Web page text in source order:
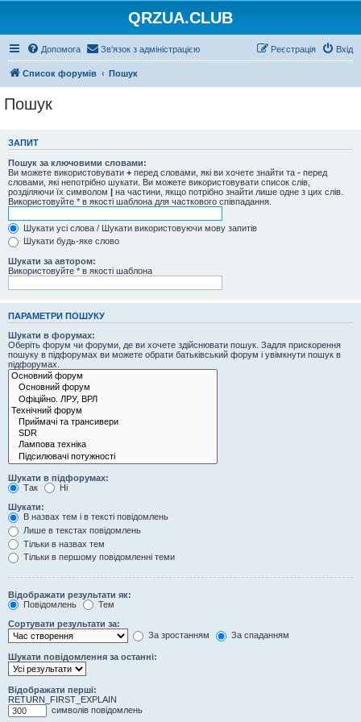
QRZUA.CLUB
Допомога Зв'язок з адміністрацією Вхід
Реєстрація
Список форумів Пошук
Пошук
ЗАПИТ
Пошук за ключовими словами:
Ви можете використовувати + перед словами, які ви хочете знайти та - перед
словами, які непотрібно шукати. Ви можете використовувати список слів,
розділяючи їх символом | на частини, якщо потрібно знайти лише одне з цих слів.
Використовуйте * в якості шаблона для часткового співпадання.
Шукати усі слова / Шукати використовуючи мову запитів
Шукати будь-яке слово
Шукати за автором:
Використовуйте * в якості шаблона
ПАРАМЕТРИ ПОШУКУ
Шукати в форумах:
Оберіть форум чи форуми, де ви хочете здійснювати пошук. Задля прискорення
пошуку в підфорумах ви можете обрати батьківський форум і увімкнути пошук в
підфорумах.
Шукати в підфорумах:
Так
Ні
Шукати:
В назвах тем і в тексті повідомлень
Лише в текстах повідомлень
Тільки в назвах тем
Тільки в першому повідомленні теми
Відображати результати як:
Повідомлень
Тем
Сортувати результати за:
За зростанням
За спаданням
Шукати повідомлення за останні:
Відображати перші:
RETURN_FIRST_EXPLAIN
символів повідомлень